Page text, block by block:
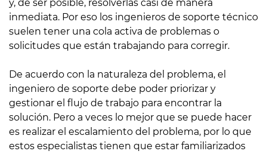
y, de ser posible, resolverlas casi de manera
inmediata. Por eso los ingenieros de soporte técnico
suelen tener una cola activa de problemas o
solicitudes que están trabajando para corregir.
De acuerdo con la naturaleza del problema, el
ingeniero de soporte debe poder priorizar y
gestionar el flujo de trabajo para encontrar la
solución. Pero a veces lo mejor que se puede hacer
es realizar el escalamiento del problema, por lo que
estos especialistas tienen que estar familiarizados